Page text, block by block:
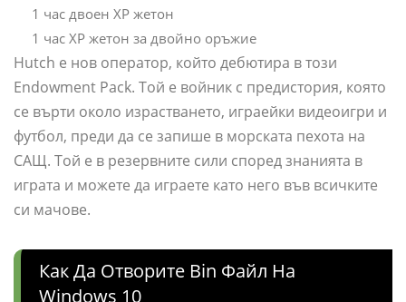
1 час двоен XP жетон
1 час XP жетон за двойно оръжие
Hutch е нов оператор, който дебютира в този
Endowment Pack. Той е войник с предистория, която
се върти около израстването, играейки видеоигри и
футбол, преди да се запише в морската пехота на
САЩ. Той е в резервните сили според знанията в
играта и можете да играете като него във всичките
си мачове.
Как Да Отворите Bin Файл На
Windows 10